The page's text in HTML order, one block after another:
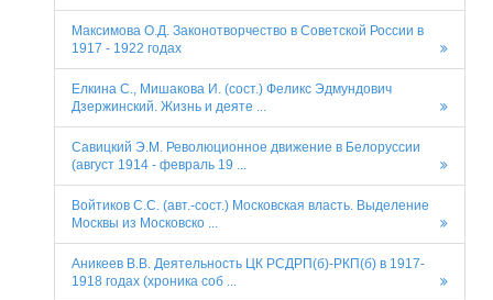
Максимова О.Д. Законотворчество в Советской России в
1917 - 1922 годах
Елкина С., Мишакова И. (сост.) Феликс Эдмундович
Дзержинский. Жизнь и деяте ...
Савицкий Э.М. Революционное движение в Белоруссии
(август 1914 - февраль 19 ...
Войтиков С.С. (авт.-сост.) Московская власть. Выделение
Москвы из Московско ...
Аникеев В.В. Деятельность ЦК РСДРП(б)-РКП(б) в 1917-
1918 годах (хроника соб ...